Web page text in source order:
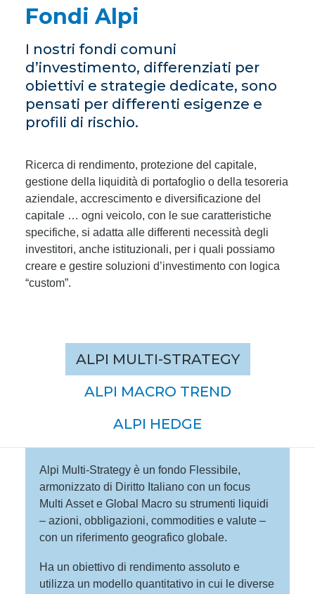
Fondi Alpi
I nostri fondi comuni
d’investimento, differenziati per
obiettivi e strategie dedicate, sono
pensati per differenti esigenze e
profili di rischio.
Ricerca di rendimento, protezione del capitale,
gestione della liquidità di portafoglio o della tesoreria
aziendale, accrescimento e diversificazione del
capitale … ogni veicolo, con le sue caratteristiche
specifiche, si adatta alle differenti necessità degli
investitori, anche istituzionali, per i quali possiamo
creare e gestire soluzioni d’investimento con logica
“custom”.
ALPI MULTI-STRATEGY
ALPI MACRO TREND
ALPI HEDGE
Alpi Multi-Strategy è un fondo Flessibile,
armonizzato di Diritto Italiano con un focus
Multi Asset e Global Macro su strumenti liquidi
– azioni, obbligazioni, commodities e valute –
con un riferimento geografico globale.
Ha un obiettivo di rendimento assoluto e
utilizza un modello quantitativo in cui le diverse